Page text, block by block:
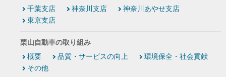
千葉支店
神奈川支店
神奈川あやせ支店
東京支店
栗山自動車の取り組み
概要
品質・サービスの向上
環境保全・社会貢献
その他